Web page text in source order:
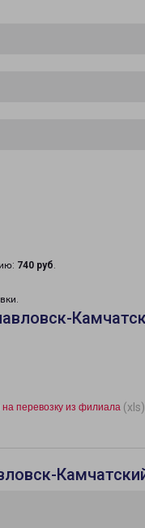
740 руб.
перевозку из филиала (xls)